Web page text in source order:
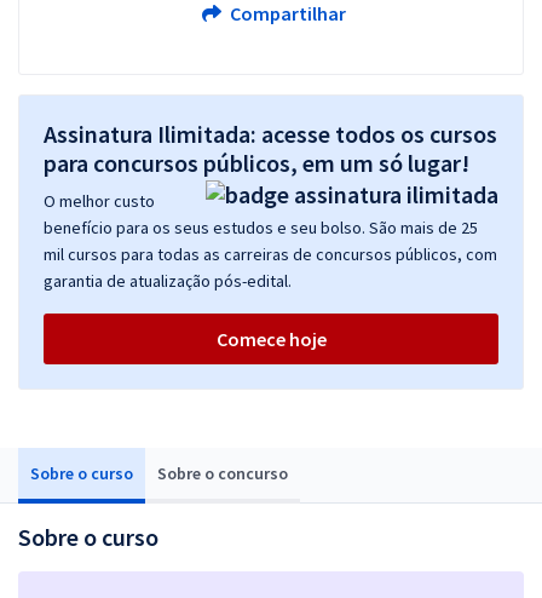
Sobre o curso Sobre o concurso
Sobre o curso
Compartilhar
Assinatura Ilimitada: acesse todos os cursos
para concursos públicos, em um só lugar!
O melhor custo
benefício para os seus estudos e seu bolso. São mais de 25
mil cursos para todas as carreiras de concursos públicos, com
garantia de atualização pós-edital.
Comece hoje